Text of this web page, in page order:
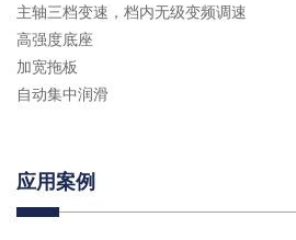
主轴三档变速，档内无级变频调速
高强度底座
加宽拖板
自动集中润滑
应用案例